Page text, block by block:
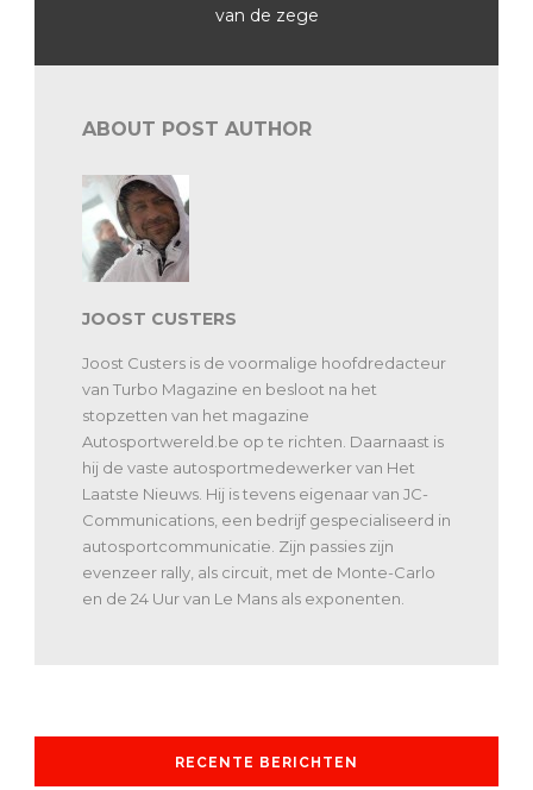
van de zege
ABOUT POST AUTHOR
JOOST CUSTERS
Joost Custers is de voormalige hoofdredacteur
van Turbo Magazine en besloot na het
stopzetten van het magazine
Autosportwereld.be op te richten. Daarnaast is
hij de vaste autosportmedewerker van Het
Laatste Nieuws. Hij is tevens eigenaar van JC-
Communications, een bedrijf gespecialiseerd in
autosportcommunicatie. Zijn passies zijn
evenzeer rally, als circuit, met de Monte-Carlo
en de 24 Uur van Le Mans als exponenten.
RECENTE BERICHTEN